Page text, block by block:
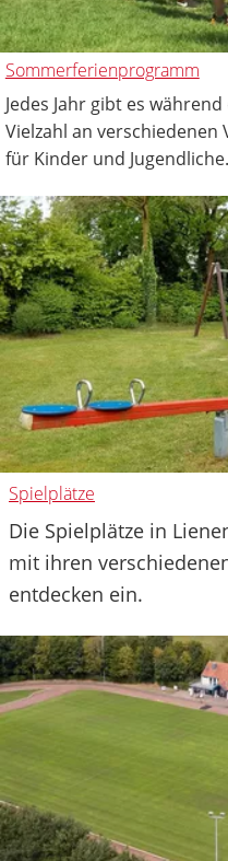
Sommerferienprogramm
Jedes Jahr gibt es
Vielzahl an
für Kinder und Jugendliche.
Spielplätze
Die Spielplätze in
mit ihren
entdecken ein.